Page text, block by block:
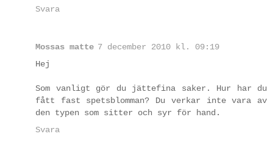
Svara
Mossas matte 7 december 2010 kl. 09:19
Hej
Som vanligt gör du jättefina saker. Hur har du
fått fast spetsblomman? Du verkar inte vara av
den typen som sitter och syr för hand.
Svara